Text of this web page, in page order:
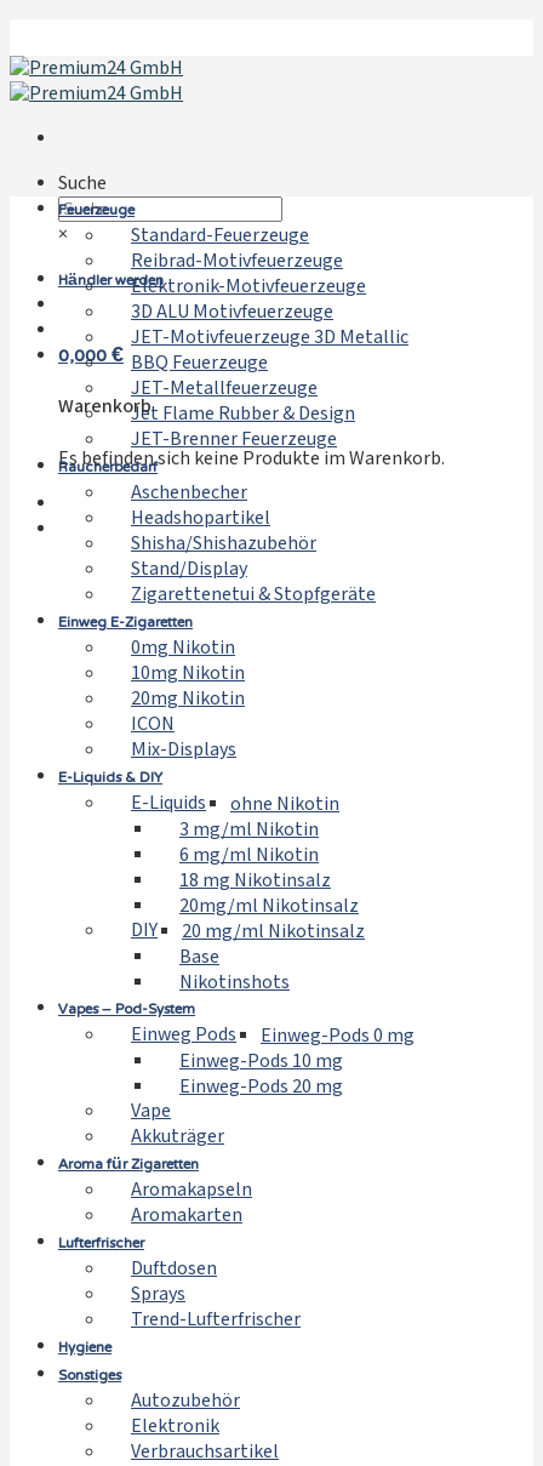
Inhalt
springen
Suche
×
Händler werden
0,000€
Warenkorb
Es befinden sich keine Produkte im Warenkorb.
Feuerzeuge
Standard-Feuerzeuge
Reibrad-Motivfeuerzeuge
Elektronik-Motivfeuerzeuge
3D ALU Motivfeuerzeuge
JET-Motivfeuerzeuge 3D Metallic
BBQ Feuerzeuge
JET-Metallfeuerzeuge
Jet Flame Rubber & Design
JET-Brenner Feuerzeuge
Raucherbedarf
Aschenbecher
Headshopartikel
Shisha/Shishazubehör
Stand/Display
Zigarettenetui & Stopfgeräte
Einweg E-Zigaretten
0mg Nikotin
10mg Nikotin
20mg Nikotin
ICON
Mix-Displays
E-Liquids & DIY
E-Liquids
ohne Nikotin
3 mg/ml Nikotin
6 mg/ml Nikotin
18 mg Nikotinsalz
20mg/ml Nikotinsalz
DIY
20 mg/ml Nikotinsalz
Base
Nikotinshots
Vapes – Pod-System
Einweg Pods
Einweg-Pods 0 mg
Einweg-Pods 10 mg
Einweg-Pods 20 mg
Vape
Akkuträger
Aroma für Zigaretten
Aromakapseln
Aromakarten
Lufterfrischer
Duftdosen
Sprays
Trend-Lufterfrischer
Hygiene
Sonstiges
Autozubehör
Elektronik
Verbrauchsartikel